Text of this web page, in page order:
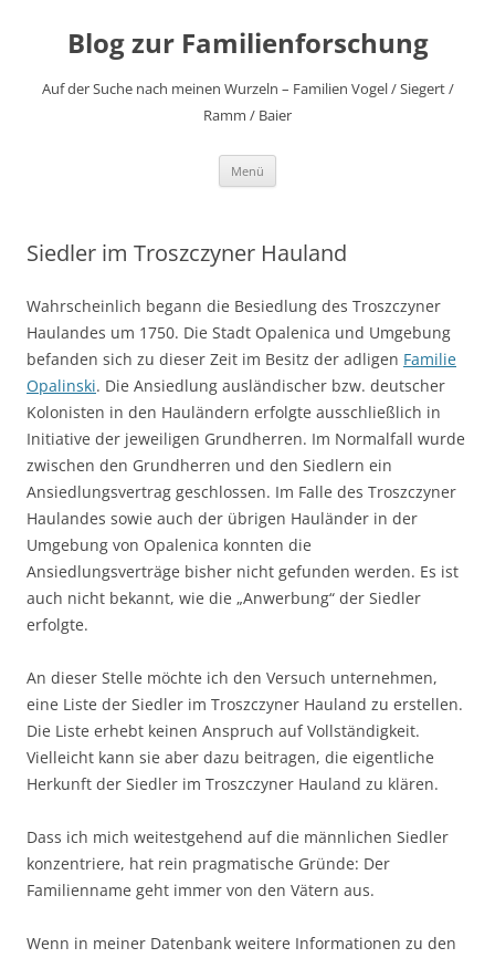
springenBlog zur Familienforschung
Auf der Suche nach meinen Wurzeln – Familien Vogel / Siegert /
Ramm / Baier
Menü
Siedler im Troszczyner Hauland
Wahrscheinlich begann die Besiedlung des Troszczyner
Haulandes um 1750. Die Stadt Opalenica und Umgebung
befanden sich zu dieser Zeit im Besitz der adligen Familie
Opalinski. Die Ansiedlung ausländischer bzw. deutscher
Kolonisten in den Hauländern erfolgte ausschließlich in
Initiative der jeweiligen Grundherren. Im Normalfall wurde
zwischen den Grundherren und den Siedlern ein
Ansiedlungsvertrag geschlossen. Im Falle des Troszczyner
Haulandes sowie auch der übrigen Hauländer in der
Umgebung von Opalenica konnten die
Ansiedlungsverträge bisher nicht gefunden werden. Es ist
auch nicht bekannt, wie die „Anwerbung“ der Siedler
erfolgte.
An dieser Stelle möchte ich den Versuch unternehmen,
eine Liste der Siedler im Troszczyner Hauland zu erstellen.
Die Liste erhebt keinen Anspruch auf Vollständigkeit.
Vielleicht kann sie aber dazu beitragen, die eigentliche
Herkunft der Siedler im Troszczyner Hauland zu klären.
Dass ich mich weitestgehend auf die männlichen Siedler
konzentriere, hat rein pragmatische Gründe: Der
Familienname geht immer von den Vätern aus.
Wenn in meiner Datenbank weitere Informationen zu den